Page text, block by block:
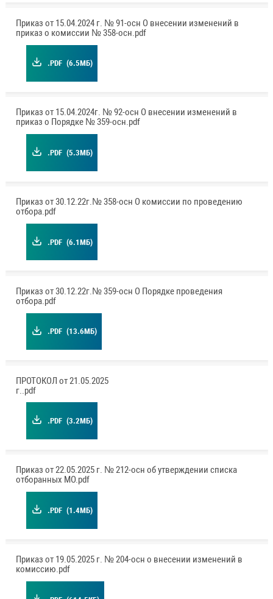
Приказ от 15.04.2024 г. № 91-осн О внесении изменений в
приказ о комиссии № 358-осн.pdf
.PDF (6.5МБ)
Приказ от 15.04.2024г. № 92-осн О внесении изменений в
приказ о Порядке № 359-осн.pdf
.PDF (5.3МБ)
Приказ от 30.12.22г.№ 358-осн О комиссии по проведению
отбора.pdf
.PDF (6.1МБ)
Приказ от 30.12.22г.№ 359-осн О Порядке проведения
отбора.pdf
.PDF (13.6МБ)
ПРОТОКОЛ от 21.05.2025
г..pdf
.PDF (3.2МБ)
Приказ от 22.05.2025 г. № 212-осн об утверждении списка
отборанных МО.pdf
.PDF (1.4МБ)
Приказ от 19.05.2025 г. № 204-осн о внесении изменений в
комиссию.pdf